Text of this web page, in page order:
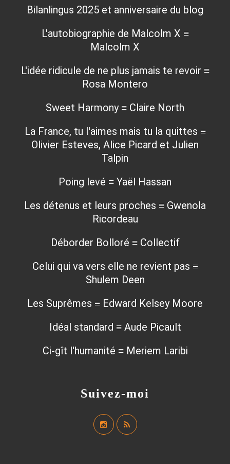
Suivez-moi
Bilanlingus 2025 et anniversaire du blog
L'autobiographie de Malcolm X ≡
Malcolm X
L'idée ridicule de ne plus jamais te revoir ≡
Rosa Montero
Sweet Harmony ≡ Claire North
La France, tu l'aimes mais tu la quittes ≡
Olivier Esteves, Alice Picard et Julien
Talpin
Poing levé ≡ Yaël Hassan
Les détenus et leurs proches ≡ Gwenola
Ricordeau
Déborder Bolloré ≡ Collectif
Celui qui va vers elle ne revient pas ≡
Shulem Deen
Les Suprêmes ≡ Edward Kelsey Moore
Idéal standard ≡ Aude Picault
Ci-gît l'humanité ≡ Meriem Laribi